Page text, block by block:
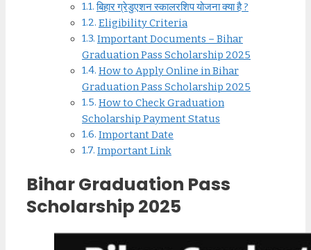
बिहार ग्रेडुएशन स्कालरशिप योजना क्या है ?
Eligibility Criteria
Important Documents – Bihar
Graduation Pass Scholarship 2025
How to Apply Online in Bihar
Graduation Pass Scholarship 2025
How to Check Graduation
Scholarship Payment Status
Important Date
Important Link
Bihar Graduation Pass
Scholarship 2025